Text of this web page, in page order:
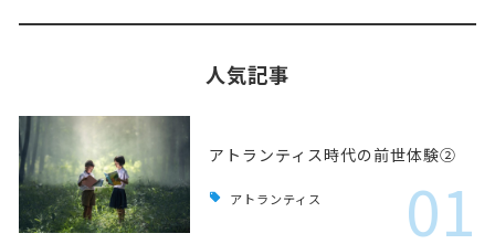
人気記事
アトランティス時代の前世体験②
アトランティス 01